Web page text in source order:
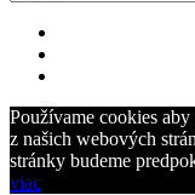
Používame cookies
z našich webových
stránky budeme
viac